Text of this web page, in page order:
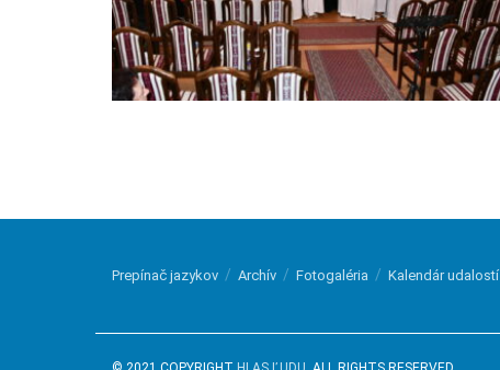
Prepínač jazykov Archív Fotogaléria Kalendár udalostí